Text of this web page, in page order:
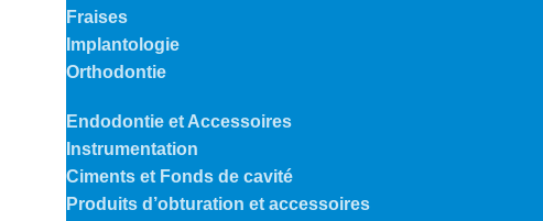
Fraises
Implantologie
Orthodontie
Endodontie et Accessoires
Instrumentation
Ciments et Fonds de cavité
Produits d’obturation et accessoires